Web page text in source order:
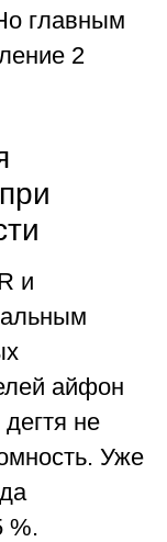
главным
2
и
айфон
не
Уже
%.